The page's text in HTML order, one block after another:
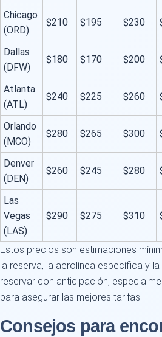
Chicago
(ORD)
$210 $195 $230
Dallas
(DFW)
$180 $170 $200
Atlanta
(ATL)
$240 $225 $260
Orlando
(MCO)
$280 $265 $300
Denver
(DEN)
$260 $245 $280
Las
Vegas
(LAS)
$290 $275 $310
Estos precios son estimaciones
la reserva, la aerolínea específica y
reservar con anticipación,
para asegurar las mejores tarifas.
Consejos para